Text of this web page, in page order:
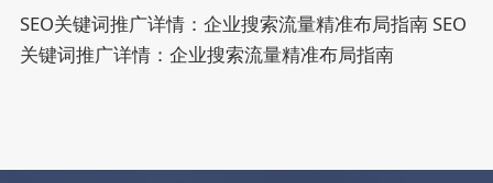
SEO关键词推广详情：企业搜索流量精准布局指南SEO
关键词推广详情：企业搜索流量精准布局指南